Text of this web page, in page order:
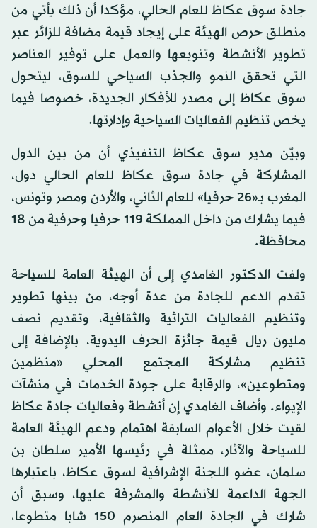
جادة سوق عكاظ للعام الحالي، مؤكدا أن ذلك يأتي من
منطلق حرص الهيئة على إيجاد قيمة مضافة للزائر عبر
تطوير الأنشطة وتنويعها والعمل على توفير العناصر
التي تحقق النمو والجذب السياحي للسوق، ليتحول
سوق عكاظ إلى مصدر للأفكار الجديدة، خصوصا فيما
يخص تنظيم الفعاليات السياحية وإدارتها.
وبيّن مدير سوق عكاظ التنفيذي أن من بين الدول
المشاركة في جادة سوق عكاظ للعام الحالي دول،
المغرب بـ«26 حرفيا» للعام الثاني، والأردن ومصر وتونس،
فيما يشارك من داخل المملكة 119 حرفيا وحرفية من 18
محافظة.
ولفت الدكتور الغامدي إلى أن الهيئة العامة للسياحة
تقدم الدعم للجادة من عدة أوجه، من بينها تطوير
وتنظيم الفعاليات التراثية والثقافية، وتقديم نصف
مليون ريال قيمة جائزة الحرف اليدوية، بالإضافة إلى
تنظيم مشاركة المجتمع المحلي «منظمين
ومتطوعين»، والرقابة على جودة الخدمات في منشآت
الإيواء. وأضاف الغامدي إن أنشطة وفعاليات جادة عكاظ
لقيت خلال الأعوام السابقة اهتمام ودعم الهيئة العامة
للسياحة والآثار، ممثلة في رئيسها الأمير سلطان بن
سلمان، عضو اللجنة الإشرافية لسوق عكاظ، باعتبارها
الجهة الداعمة للأنشطة والمشرفة عليها، وسبق أن
شارك في الجادة العام المنصرم 150 شابا متطوعا،